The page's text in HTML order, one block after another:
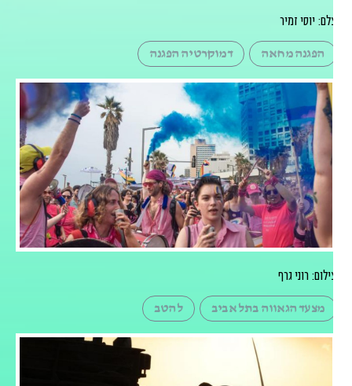
יוסי זמיר
הפגנה מחאה דמוקרטיה הפגנה
רוני גרף
מצעד הגאווה בתל אביב להטב